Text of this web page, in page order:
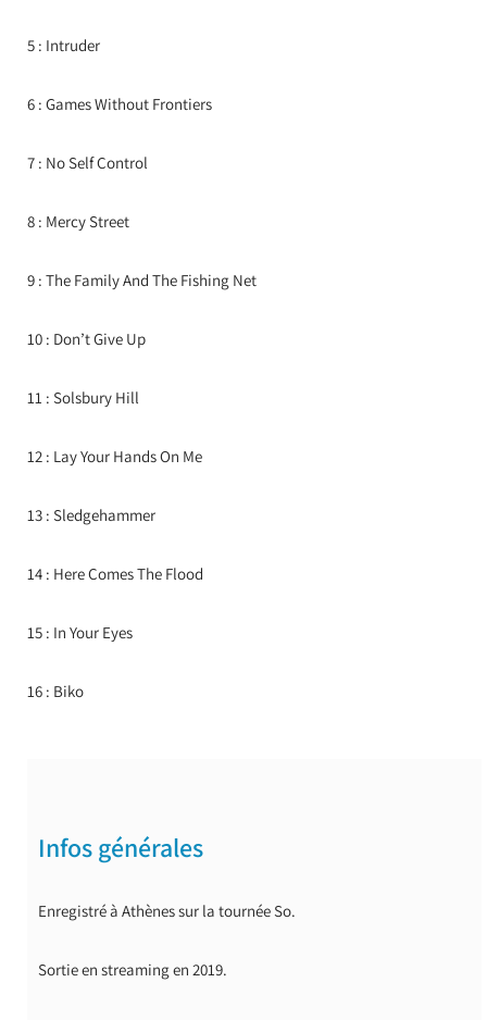
5 : Intruder
6 : Games Without Frontiers
7 : No Self Control
8 : Mercy Street
9 : The Family And The Fishing Net
10 : Don’t Give Up
11 : Solsbury Hill
12 : Lay Your Hands On Me
13 : Sledgehammer
14 : Here Comes The Flood
15 : In Your Eyes
16 : Biko
Infos générales
Enregistré à Athènes sur la tournée So.
Sortie en streaming en 2019.